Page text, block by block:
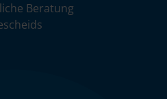
Beratung